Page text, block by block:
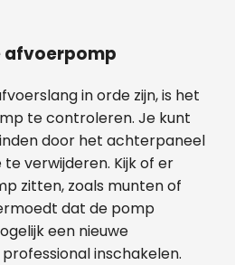
afvoerpomp
in orde zijn, is het
te controleren. Je kunt
door het achterpaneel
verwijderen. Kijk of er
zitten, zoals munten of
dat de pomp
een nieuwe
inschakelen.